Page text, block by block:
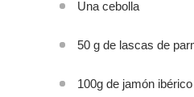
Una cebolla
50 g de lascas de
100g de jamón